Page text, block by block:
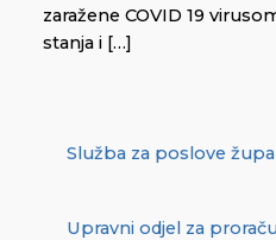
zaražene COVID 19
stanja i […]
Služba za poslove
Upravni odjel za